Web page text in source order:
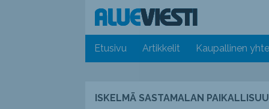
Etusivu Artikkelit Kaupallinen
ISKELMÄ SASTAMALAN